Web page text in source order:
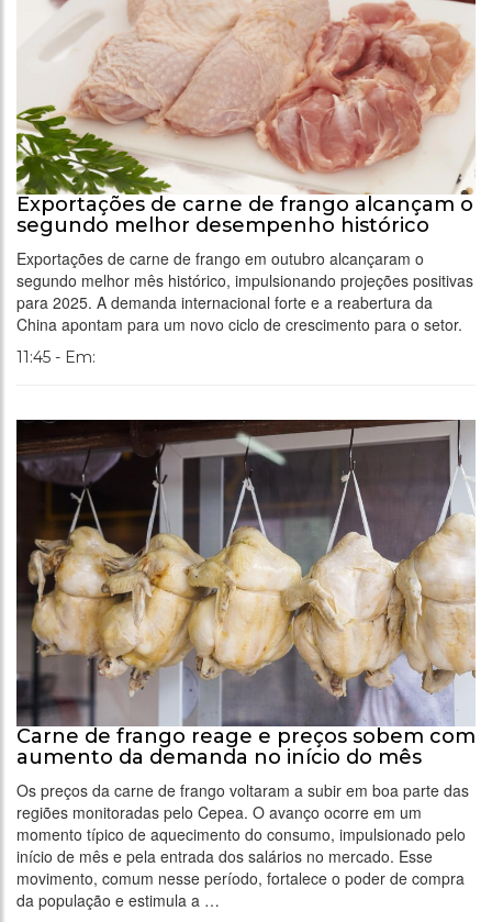
Exportações de carne de frango alcançam o
segundo melhor desempenho histórico
Exportações de carne de frango em outubro alcançaram o
segundo melhor mês histórico, impulsionando projeções positivas
para 2025. A demanda internacional forte e a reabertura da
China apontam para um novo ciclo de crescimento para o setor.
11:45 - Em:
Carne de frango reage e preços sobem com
aumento da demanda no início do mês
Os preços da carne de frango voltaram a subir em boa parte das
regiões monitoradas pelo Cepea. O avanço ocorre em um
momento típico de aquecimento do consumo, impulsionado pelo
início de mês e pela entrada dos salários no mercado. Esse
movimento, comum nesse período, fortalece o poder de compra
da população e estimula a …